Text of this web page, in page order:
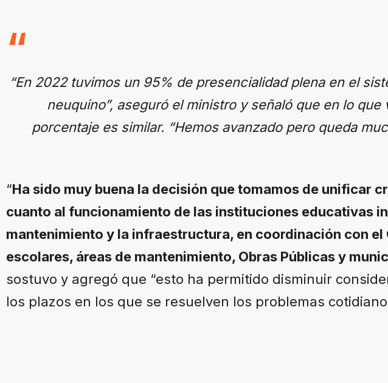
“En 2022 tuvimos un 95% de presencialidad plena en el
neuquino”, aseguró el ministro y señaló que en lo que
porcentaje es similar. “Hemos avanzado pero queda
“Ha sido muy buena la decisión que tomamos de unificar
cuanto al funcionamiento de las instituciones educativas
mantenimiento y la infraestructura, en coordinación con el
escolares, áreas de mantenimiento, Obras Públicas y
sostuvo y agregó que “esto ha permitido disminuir
los plazos en los que se resuelven los problemas